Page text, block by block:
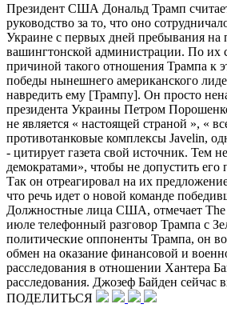
Президент США Дональд Трамп
руководство за то, что оно
Украине с первых дней пребывания на
вашингтонской администрации. По их
причиной такого отношения Трампа к
победы нынешнего американского
навредить ему [Трампу]. Он просто
президента Украины Петром
не является « настоящей страной », «
противотанковые комплексы Javelin,
- цитирует газета свой источник. Тем
демократами», чтобы не допустить
Так он отреагировал на их
что речь идет о новой команде
Должностные лица США, отмечает The
июле телефонный разговор Трампа с
политические оппоненты Трампа, он
обмен на оказание финансовой и
расследования в отношении Хантера
расследования. Джозеф Байден сейчас
ПОДЕЛИТЬСЯ